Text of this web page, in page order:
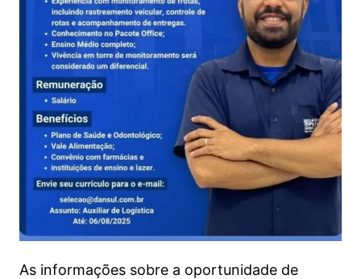
As informações sobre a oportunidade de